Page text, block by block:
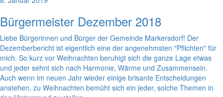
Bürgermeister Dezember 2018
Liebe Bürgerinnen und Bürger der Gemeinde Markersdorf! Der
Dezemberbericht ist eigentlich eine der angenehmsten "Pflichten" für
mich. So kurz vor Weihnachten beruhigt sich die ganze Lage etwas
und jeder sehnt sich nach Harmonie, Wärme und Zusammensein.
Auch wenn im neuen Jahr wieder einige brisante Entscheidungen
anstehen, zu Weihnachten bemüht sich ein jeder, solche Themen in